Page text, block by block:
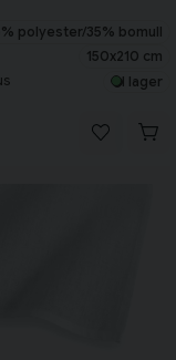
polyester/35% bomull
150x210 cm
I lager